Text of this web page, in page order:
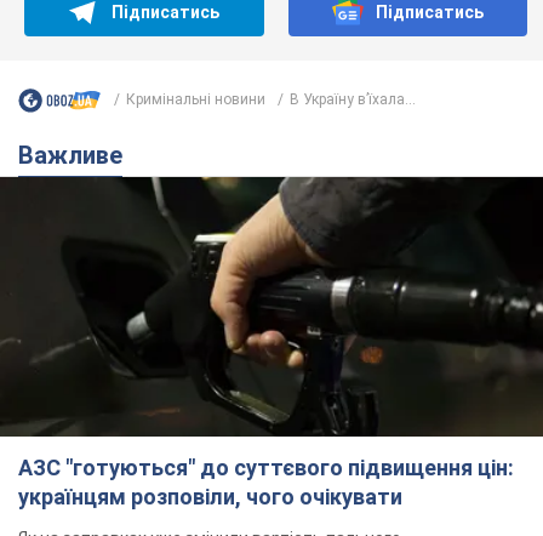
Підписатись Підписатись
Кримінальні новини В Україну в’їхала...
Важливе
АЗС "готуються" до суттєвого підвищення цін:
українцям розповіли, чого очікувати